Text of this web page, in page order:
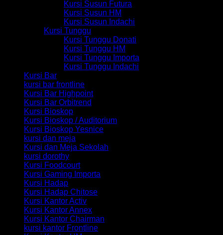
Kursi Susun Futura
Kursi Susun HM
Kursi Susun Indachi
Kursi Tunggu
Kursi Tunggu Donati
Kursi Tunggu HM
Kursi Tunggu Importa
Kursi Tunggu Indachi
Kursi Bar
kursi bar frontline
Kursi Bar Highpoint
Kursi Bar Orbitrend
Kursi Bioskop
Kursi Bioskop / Auditorium
Kursi Bioskop Yesnice
kursi dan meja
Kursi dan Meja Sekolah
kursi dorothy
Kursi Foodcourt
Kursi Gaming Importa
Kursi Hadap
Kursi Hadap Chitose
Kursi Kantor Activ
Kursi Kantor Annex
Kursi Kantor Chairman
kursi kantor Frontline